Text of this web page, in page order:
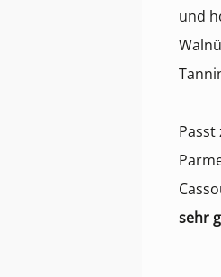
und
sehr